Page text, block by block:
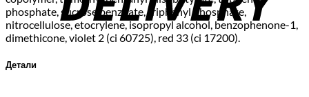
phosphate, sucrose benzoate, triphenyl phosphate,
nitrocellulose, etocrylene, isopropyl alcohol, benzophenone-1,
dimethicone, violet 2 (ci 60725), red 33 (ci 17200).
Детали